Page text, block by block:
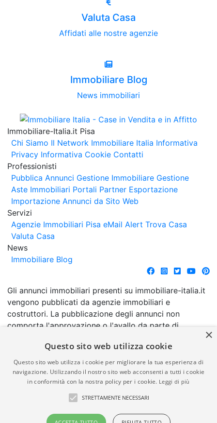
Valuta Casa
Affidati alle nostre agenzie
Immobiliare Blog
News immobiliari
Immobiliare-Italia.it Pisa
Chi Siamo Il Network Immobiliare Italia Informativa
Privacy Informativa Cookie Contatti
Professionisti
Pubblica Annunci Gestione Immobiliare Gestione
Aste Immobiliari Portali Partner Esportazione
Importazione Annunci da Sito Web
Servizi
Agenzie Immobiliari Pisa eMail Alert Trova Casa
Valuta Casa
News
Immobiliare Blog
Gli annunci immobiliari presenti su immobiliare-italia.it
vengono pubblicati da agenzie immobiliari e
costruttori. La pubblicazione degli annunci non
comporta l'approvazione o l'avallo da parte di
garanzia da parte di quest'ultima. immobiliare-italia.it
quindi non è responsabile della veridicità, della
correttezza, della completezza, della normativa in
materia di privacy e/o di alcun altro aspetto dei
suddetti annunci.
© Copyright 2007 - 2026
Powered by
×
Questo sito web utilizza cookie
Questo sito web utilizza i cookie per migliorare la tua esperienza di
navigazione. Utilizzando il nostro sito web acconsenti a tutti i cookie
in conformità con la nostra policy per i cookie. Leggi di più
STRETTAMENTE NECESSARI